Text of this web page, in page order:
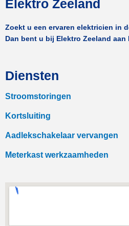
Elektro Zeeland
Zoekt u een ervaren elektricien in
Dan bent u bij Elektro Zeeland aan
Diensten
Stroomstoringen
Kortsluiting
Aadlekschakelaar vervangen
Meterkast werkzaamheden